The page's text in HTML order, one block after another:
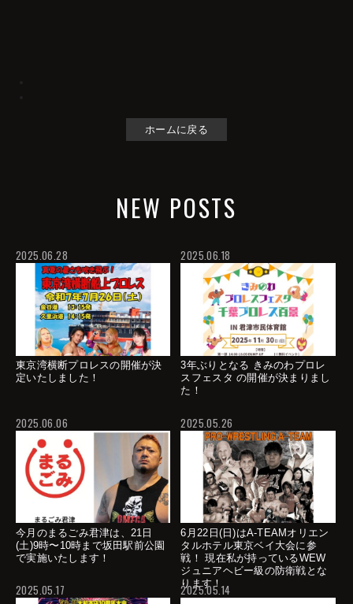
ホームに戻る
NEW POSTS
2025.06.28
東京湾横断プロレスの開催が決
定いたしました！
2025.06.18
3年ぶりとなる きみのわプロレ
スフェスタ の開催が決まりまし
た！
2025.06.06
今月のまるごみ君津は、21日
(土)9時〜10時まで坂田駅前公園
で実施いたします！
2025.05.26
6月22日(日)はA-TEAMオリエン
タルホテル東京ベイ大会に参
戦！ 現在私が持っているWEW
ジュニアヘビー級の防衛戦とな
ります！
2025.05.17 2025.05.14